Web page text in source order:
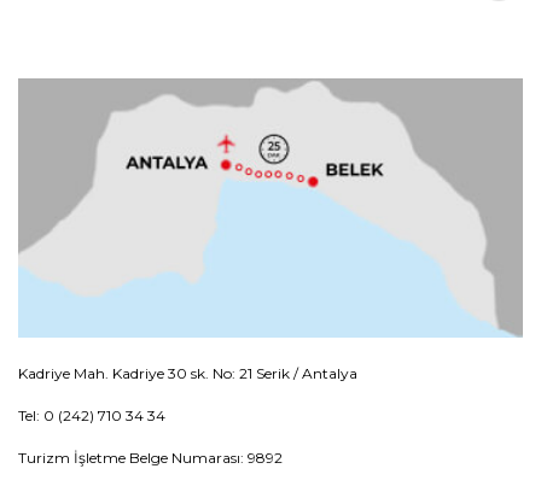
Kadriye Mah. Kadriye 30 sk. No: 21 Serik / Antalya
Tel: 0 (242) 710 34 34
Turizm İşletme Belge Numarası: 9892